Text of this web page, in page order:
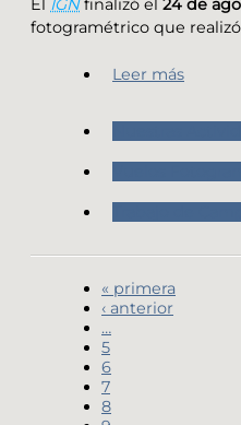
El IGNfinalizó el 24 de
fotogramétrico que
Leer más
« primera
‹ anterior
…
5
6
7
8